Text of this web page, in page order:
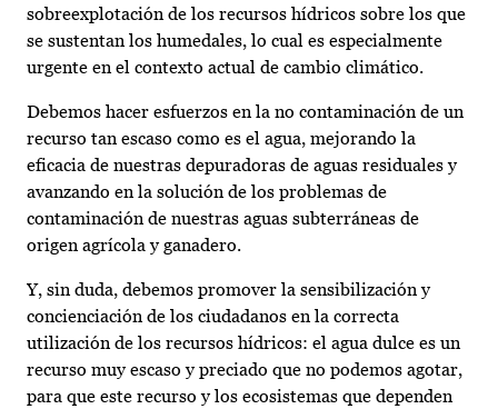
sobreexplotación de los recursos hídricos sobre los que
se sustentan los humedales, lo cual es especialmente
urgente en el contexto actual de cambio climático.
Debemos hacer esfuerzos en la no contaminación de un
recurso tan escaso como es el agua, mejorando la
eficacia de nuestras depuradoras de aguas residuales y
avanzando en la solución de los problemas de
contaminación de nuestras aguas subterráneas de
origen agrícola y ganadero.
Y, sin duda, debemos promover la sensibilización y
concienciación de los ciudadanos en la correcta
utilización de los recursos hídricos: el agua dulce es un
recurso muy escaso y preciado que no podemos agotar,
para que este recurso y los ecosistemas que dependen